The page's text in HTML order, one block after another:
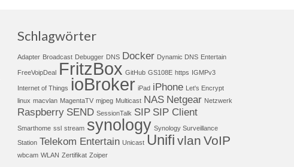
Schlagwörter
Adapter Broadcast Debugger DNS Docker Dynamic DNS Entertain
FreeVoipDeal FritzBox GitHub GS108E https IGMPv3
Internet of Things ioBroker iPad iPhone Let's Encrypt
linux macvlan MagentaTV mjpeg Multicast NAS Netgear Netzwerk
Raspberry SEND SessionTalk SIP SIP Client
Smarthome ssl stream synology Synology Surveillance
Station Telekom Entertain Unicast Unifi vlan VoIP
wbcam WLAN Zertifikat Zoiper